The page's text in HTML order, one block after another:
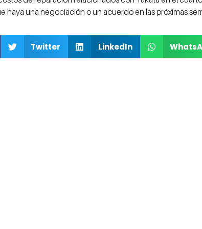
haya una negociación o un acuerdo en las próximas
Twitter LinkedIn